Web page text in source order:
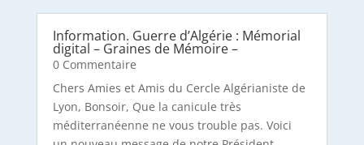
Information. Guerre d’Algérie : Mémorial
digital – Graines de Mémoire –
0 Commentaire
Chers Amies et Amis du Cercle Algérianiste de
Lyon, Bonsoir, Que la canicule très
méditerranéenne ne vous trouble pas. Voici